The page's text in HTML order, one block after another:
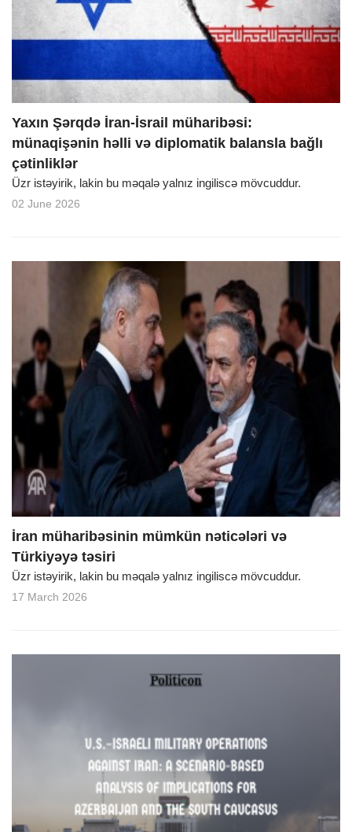
Yaxın Şərqdə İran-İsrail müharibəsi:
münaqişənin həlli və diplomatik balansla bağlı
çətinliklər
Üzr istəyirik, lakin bu məqalə yalnız ingiliscə mövcuddur.
02 June 2026
İran müharibəsinin mümkün nəticələri və
Türkiyəyə təsiri
Üzr istəyirik, lakin bu məqalə yalnız ingiliscə mövcuddur.
17 March 2026